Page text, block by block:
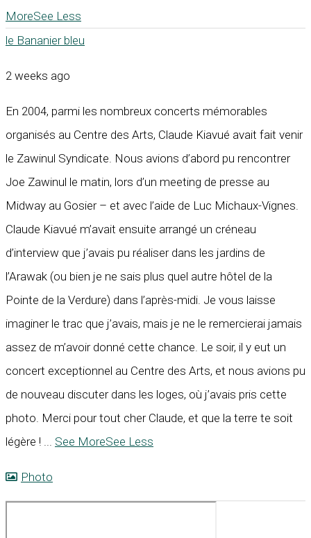
MoreSee Less
le Bananier bleu
2 weeks ago
En 2004, parmi les nombreux concerts mémorables
organisés au Centre des Arts, Claude Kiavué avait fait venir
le Zawinul Syndicate. Nous avions d’abord pu rencontrer
Joe Zawinul le matin, lors d’un meeting de presse au
Midway au Gosier – et avec l’aide de Luc Michaux-Vignes.
Claude Kiavué m’avait ensuite arrangé un créneau
d’interview que j’avais pu réaliser dans les jardins de
l’Arawak (ou bien je ne sais plus quel autre hôtel de la
Pointe de la Verdure) dans l’après-midi. Je vous laisse
imaginer le trac que j’avais, mais je ne le remercierai jamais
assez de m’avoir donné cette chance. Le soir, il y eut un
concert exceptionnel au Centre des Arts, et nous avions pu
de nouveau discuter dans les loges, où j’avais pris cette
photo. Merci pour tout cher Claude, et que la terre te soit
légère !
See MoreSee Less
Photo